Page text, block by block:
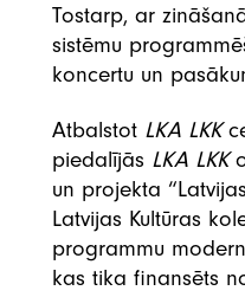
Tostarp, ar
sistēmu
koncertu un
Atbalstot LKA LKK
piedalījās LKA LKK
un projekta
Latvijas Kultūras
programmu
kas tika finansēts